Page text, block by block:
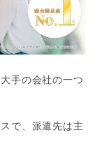
手の会社の一つ
で、派遣先は主